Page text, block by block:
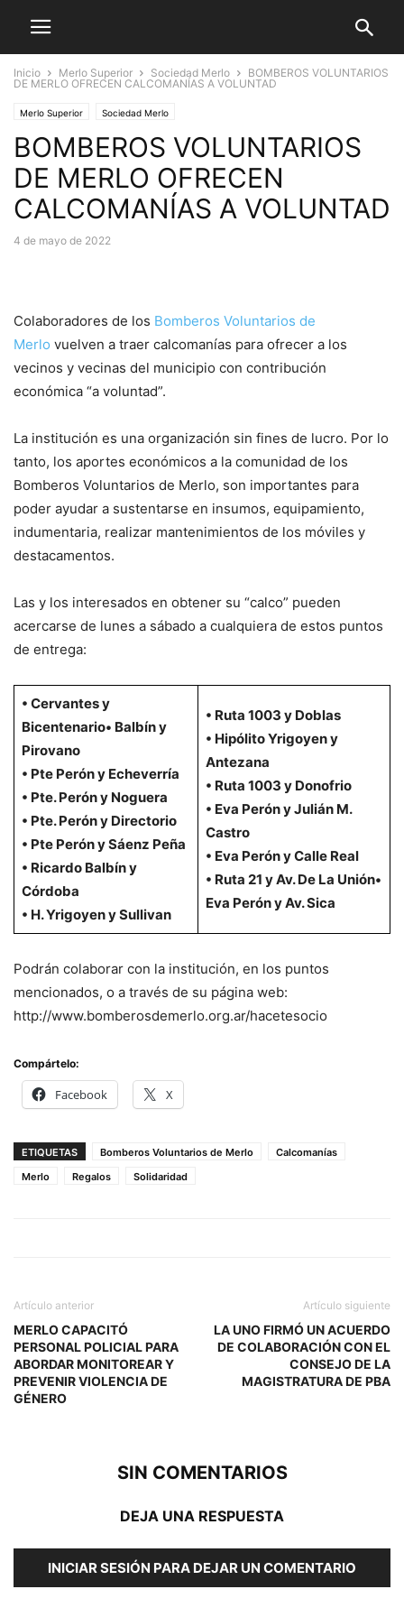
Inicio Merlo Superior Sociedad Merlo
BOMBEROS VOLUNTARIOS
DE MERLO OFRECEN CALCOMANÍAS A VOLUNTAD
Merlo Superior Sociedad Merlo
BOMBEROS VOLUNTARIOS
DE MERLO OFRECEN
CALCOMANÍAS A VOLUNTAD
4 de mayo de 2022
Colaboradores de los Bomberos Voluntarios de
Merlo vuelven a traer calcomanías para ofrecer a los
vecinos y vecinas del municipio con contribución
económica “a voluntad”.
La institución es una organización sin fines de lucro. Por lo
tanto, los aportes económicos a la comunidad de los
Bomberos Voluntarios de Merlo, son importantes para
poder ayudar a sustentarse en insumos, equipamiento,
indumentaria, realizar mantenimientos de los móviles y
destacamentos.
Las y los interesados en obtener su “calco” pueden
acercarse de lunes a sábado a cualquiera de estos puntos
de entrega:
• Cervantes y
Bicentenario• Balbín y
Pirovano
• Pte Perón y Echeverría
• Pte. Perón y Noguera
• Pte. Perón y Directorio
• Pte Perón y Sáenz Peña
• Ricardo Balbín y
Córdoba
• H. Yrigoyen y Sullivan
• Ruta 1003 y Doblas
• Hipólito Yrigoyen y
Antezana
• Ruta 1003 y Donofrio
• Eva Perón y Julián M.
Castro
• Eva Perón y Calle Real
• Ruta 21 y Av. De La Unión•
Eva Perón y Av. Sica
Podrán colaborar con la institución, en los puntos
mencionados, o a través de su página web:
http://www.bomberosdemerlo.org.ar/hacetesocio
Compártelo:
Facebook X
ETIQUETAS Bomberos Voluntarios de Merlo
Calcomanías
Merlo
Regalos Solidaridad
Artículo anterior
MERLO CAPACITÓ
PERSONAL POLICIAL PARA
ABORDAR MONITOREAR Y
PREVENIR VIOLENCIA DE
GÉNERO
Artículo siguiente
LA UNO FIRMÓ UN ACUERDO
DE COLABORACIÓN CON EL
CONSEJO DE LA
MAGISTRATURA DE PBA
SIN COMENTARIOS
DEJA UNA RESPUESTA
INICIAR SESIÓN PARA DEJAR UN COMENTARIO